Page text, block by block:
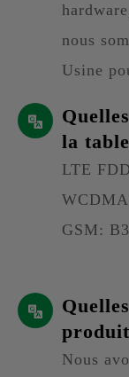
nous
Usine
la
LTE
GSM:
Nous